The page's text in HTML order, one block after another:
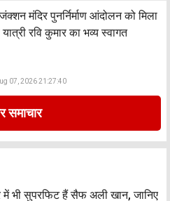
मंदिर पुनर्निर्माण आंदोलन को मिला
रवि कुमार का भव्य स्वागत
07, 2026 21:27:40
समाचार
में भी सुपरफिट हैं सैफ अली खान, जानिए